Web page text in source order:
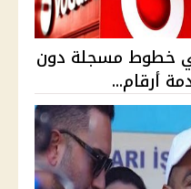
خطوط مسجلة دون
أرقام...